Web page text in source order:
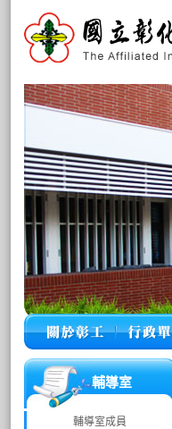
輔導室
輔導室成員